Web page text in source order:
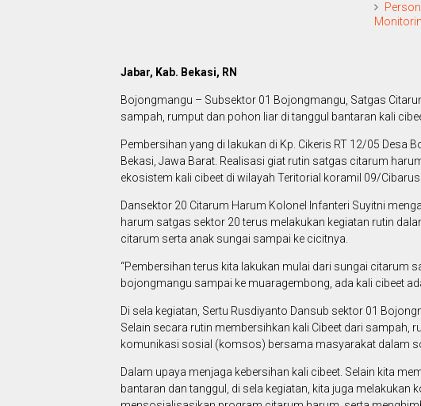
Jabar, Kab. Bekasi, RN
Bojongmangu – Subsektor 01 Bojongmangu, Satgas
sampah, rumput dan pohon liar di tanggul bantaran kali
Pembersihan yang di lakukan di Kp. Cikeris RT 12/05 Desa
Bekasi, Jawa Barat. Realisasi giat rutin satgas citarum
ekosistem kali cibeet di wilayah Teritorial koramil 09/
Dansektor 20 Citarum Harum Kolonel Infanteri Suyitni
harum satgas sektor 20 terus melakukan kegiatan rutin
citarum serta anak sungai sampai ke cicitnya.
“Pembersihan terus kita lakukan mulai dari sungai citarum
bojongmangu sampai ke muaragembong, ada kali cibeet
Di sela kegiatan, Sertu Rusdiyanto Dansub sektor 01
Selain secara rutin membersihkan kali Cibeet dari sampah,
komunikasi sosial (komsos) bersama masyarakat dalam
Dalam upaya menjaga kebersihan kali cibeet. Selain kita
bantaran dan tanggul, di sela kegiatan, kita juga